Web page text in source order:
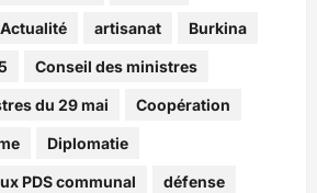
artisanat Burkina
Conseil des ministres
du 29 mai Coopération
Diplomatie
PDS communal défense